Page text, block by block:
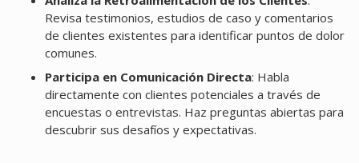
Revisa testimonios, estudios de caso y comentarios
de clientes existentes para identificar puntos de dolor
comunes.
Participa en Comunicación Directa: Habla
directamente con clientes potenciales a través de
encuestas o entrevistas. Haz preguntas abiertas para
descubrir sus desafíos y expectativas.